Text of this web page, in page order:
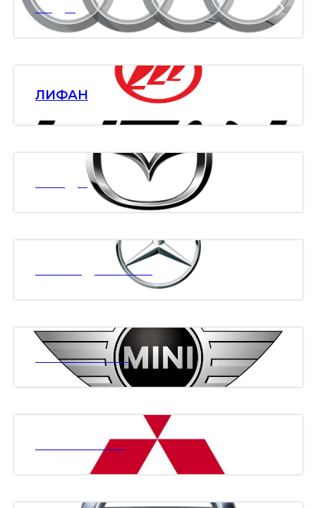
АУДИ
ЛИФАН
МЕРСЕДЕС БЕНЗ
МИНИ КУПЕР
МИТСУБИСИ